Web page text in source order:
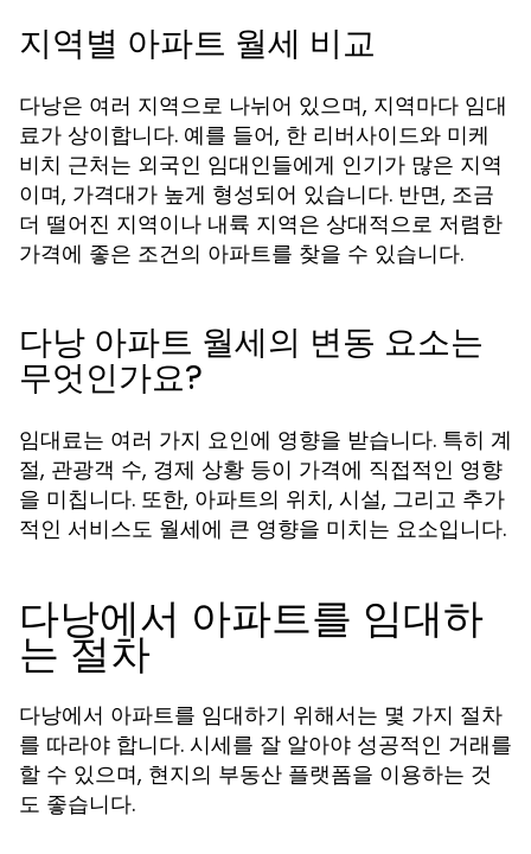
지역별 아파트 월세 비교
다낭은 여러 지역으로 나뉘어 있으며, 지역마다 임대
료가 상이합니다. 예를 들어, 한 리버사이드와 미케
비치 근처는 외국인 임대인들에게 인기가 많은 지역
이며, 가격대가 높게 형성되어 있습니다. 반면, 조금
더 떨어진 지역이나 내륙 지역은 상대적으로 저렴한
가격에 좋은 조건의 아파트를 찾을 수 있습니다.
다낭 아파트 월세의 변동 요소는
무엇인가요?
임대료는 여러 가지 요인에 영향을 받습니다. 특히 계
절, 관광객 수, 경제 상황 등이 가격에 직접적인 영향
을 미칩니다. 또한, 아파트의 위치, 시설, 그리고 추가
적인 서비스도 월세에 큰 영향을 미치는 요소입니다.
다낭에서 아파트를 임대하
는 절차
다낭에서 아파트를 임대하기 위해서는 몇 가지 절차
를 따라야 합니다. 시세를 잘 알아야 성공적인 거래를
할 수 있으며, 현지의 부동산 플랫폼을 이용하는 것
도 좋습니다.